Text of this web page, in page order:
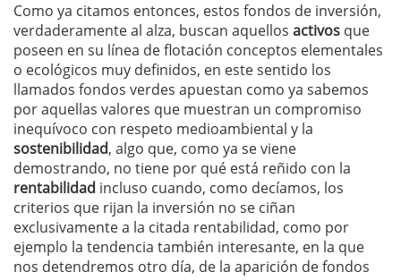
Como ya citamos entonces, estos fondos de inversión,
verdaderamente al alza, buscan aquellos activos que
poseen en su línea de flotación conceptos elementales
o ecológicos muy definidos, en este sentido los
llamados fondos verdes apuestan como ya sabemos
por aquellas valores que muestran un compromiso
inequívoco con respeto medioambiental y la
sostenibilidad, algo que, como ya se viene
demostrando, no tiene por qué está reñido con la
rentabilidad incluso cuando, como decíamos, los
criterios que rijan la inversión no se ciñan
exclusivamente a la citada rentabilidad, como por
ejemplo la tendencia también interesante, en la que
nos detendremos otro día, de la aparición de fondos